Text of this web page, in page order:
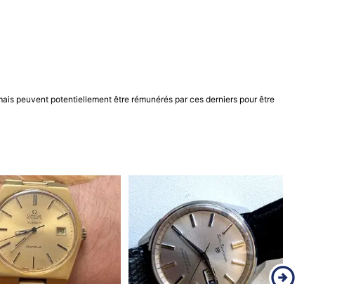
peuvent potentiellement être rémunérés par ces derniers pour être